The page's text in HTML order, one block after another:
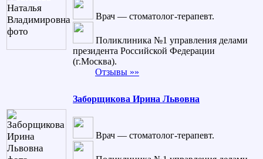
Врач — стоматолог-терапевт.
Поликлиника №1 управления делами
президента Российской Федерации
(г.Москва).
Отзывы »»
Заборщикова Ирина Львовна
Врач — стоматолог-терапевт.